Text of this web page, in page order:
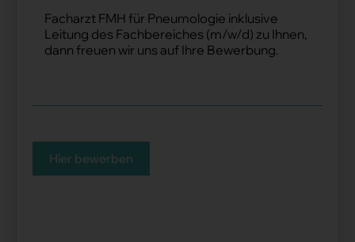
Facharzt FMH für Pneumologie inklusive
Leitung des Fachbereiches (m/w/d) zu Ihnen,
dann freuen wir uns auf Ihre Bewerbung.
Hier bewerben